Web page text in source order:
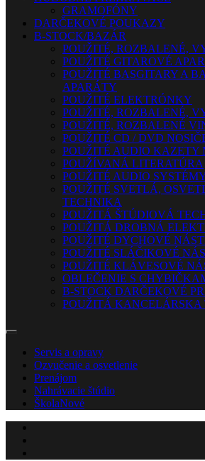
GRAMOFÓNY
DARČEKOVÉ POUKAZY
B-STOCK/BAZÁR
POUŽITÉ, ROZBALENÉ,
POUŽITÉ GITAROVÉ
POUŽITÉ BASGITARY A
APARÁTY
POUŽITÉ ELEKTRÓNKY
POUŽITÉ, ROZBALENÉ,
POUŽITÉ, ROZBALENÉ
POUŽITÉ CD / DVD
POUŽITÉ AUDIO KAZETY
POUŽÍVANÁ LITERATÚRA
POUŽITÉ AUDIO
POUŽITÉ SVETLÁ,
TECHNIKA
POUŽITÁ ŠTÚDIOVÁ
POUŽITÁ DROBNÁ
POUŽITÉ DYCHOVÉ
POUŽITÉ SLÁČIKOVÉ
POUŽITÉ KLÁVESOVÉ
OBLEČENIE S
B-STOCK DARČEKOVÉ
POUŽITÁ KANCELÁRSKA
Servis a opravy
Ozvučenie a osvetlenie
Prenájom
Nahrávacie štúdio
ŠkolaNové